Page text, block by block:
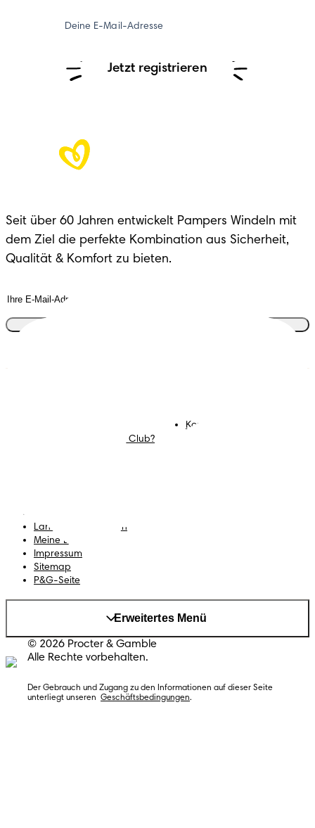
Deine E-Mail-Adresse
Jetzt registrieren
Seit über 60 Jahren entwickelt Pampers Windeln mit
dem Ziel die perfekte Kombination aus Sicherheit,
Qualität & Komfort zu bieten.
Was ist der Pampers Club?
Kontakt
Land/Region ändern
Meine Daten
Impressum
Sitemap
P&G-Seite
Erweitertes Menü
© 2026 Procter & Gamble
Alle Rechte vorbehalten.
Der Gebrauch und Zugang zu den Informationen auf dieser Seite
unterliegt unseren Geschäftsbedingungen.